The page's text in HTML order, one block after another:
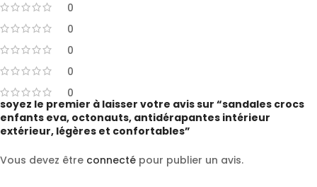
0
0
0
0
0
soyez le premier à laisser votre avis sur “sandales crocs
enfants eva, octonauts, antidérapantes intérieur
extérieur, légères et confortables”
Vous devez être connecté pour publier un avis.